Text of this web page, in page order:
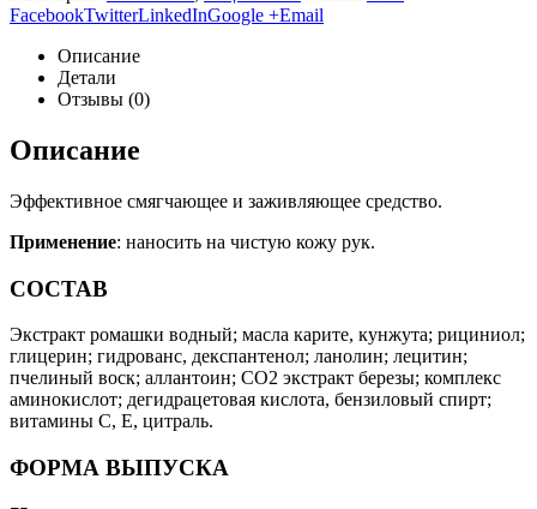
FacebookTwitterLinkedInGoogle +Email
Описание
Детали
Отзывы (0)
Описание
Эффективное смягчающее и заживляющее средство.
Применение: наносить на чистую кожу рук.
СОСТАВ
Экстракт ромашки водный; масла карите, кунжута; рициниол;
глицерин; гидрованс, декспантенол; ланолин; лецитин;
пчелиный воск; аллантоин; СО2 экстракт березы; комплекс
аминокислот; дегидрацетовая кислота, бензиловый спирт;
витамины С, Е, цитраль.
ФОРМА ВЫПУСКА